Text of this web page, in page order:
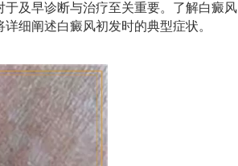
及早诊断与治疗至关重要。了解白癜风
细阐述白癜风初发时的典型症状。